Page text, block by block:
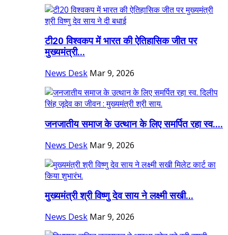
टी20 विश्वकप में भारत की ऐतिहासिक जीत पर
मुख्यमंत्री...
News Desk Mar 9, 2026
जनजातीय समाज के उत्थान के लिए समर्पित रहा स्व....
News Desk Mar 9, 2026
मुख्यमंत्री श्री विष्णु देव साय ने लक्ष्मी सखी...
News Desk Mar 9, 2026